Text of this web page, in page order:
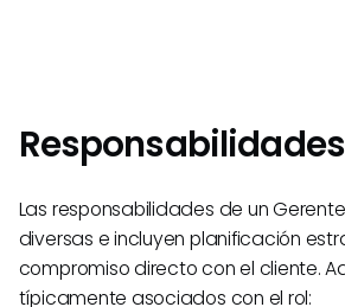
Responsabilidades
Las responsabilidades de un
diversas e incluyen planificación
compromiso directo con el cliente.
típicamente asociados con el rol: